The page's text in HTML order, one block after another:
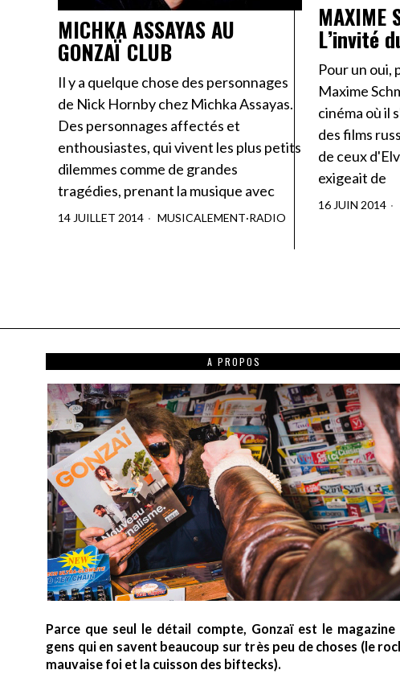
MICHKA ASSAYAS AU
GONZAÏ CLUB
Il y a quelque chose des personnages
de Nick Hornby chez Michka Assayas.
Des personnages affectés et
enthousiastes, qui vivent les plus petits
dilemmes comme de grandes
tragédies, prenant la musique avec
14 JUILLET 2014 MUSICALEMENT·RADIO
MAXIME
L’invité
Pour un oui,
Maxime
cinéma où il
des films
de ceux
exigeait de
16 JUIN 2014
A PROPOS
Parce que seul le détail compte, Gonzaï est le magazine
gens qui en savent beaucoup sur très peu de choses (le
mauvaise foi et la cuisson des biftecks).